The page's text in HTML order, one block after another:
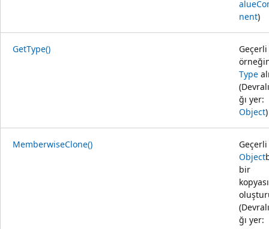
nent)
GetType()
Geçerli
Type
ğı yer:
Object)
MemberwiseClone()
Geçerli
Object
bir
ğı yer: